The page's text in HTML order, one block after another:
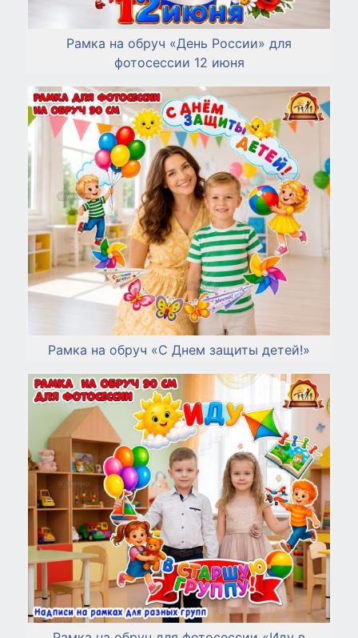
Рамка на обруч «День России» для
фотосессии 12 июня
Рамка на обруч «С Днем защиты детей!»